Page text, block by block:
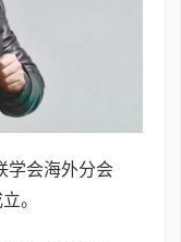
学会海外分会
。